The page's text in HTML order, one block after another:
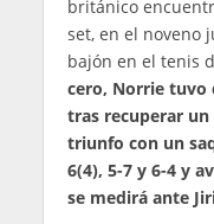
británico
set, en el noveno
bajón en el tenis
cero, Norrie tuvo
tras recuperar
triunfo con un
6(4), 5-7 y 6-4 y
se medirá ante